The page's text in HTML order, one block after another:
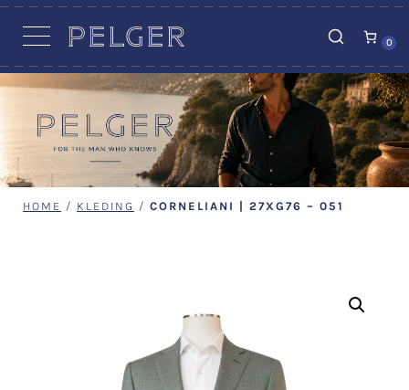
0
HOME / KLEDING / CORNELIANI | 27XG76 – 051